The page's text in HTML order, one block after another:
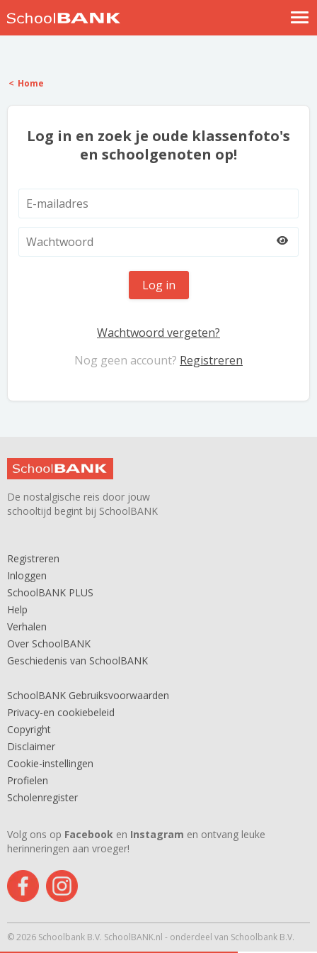
Help
Home
Log in en zoek je oude klassenfoto's
en schoolgenoten op!
Log in
Wachtwoord vergeten?
Nog geen account? Registreren
De nostalgische reis door jouw
schooltijd begint bij SchoolBANK
Registreren
Inloggen
SchoolBANK PLUS
Help
Verhalen
Over SchoolBANK
Geschiedenis van SchoolBANK
SchoolBANK Gebruiksvoorwaarden
Privacy-en cookiebeleid
Copyright
Disclaimer
Cookie-instellingen
Profielen
Scholenregister
Volg ons op Facebook en Instagram en ontvang leuke
herinneringen aan vroeger!
© 2026 Schoolbank B.V. SchoolBANK.nl - onderdeel van Schoolbank B.V.